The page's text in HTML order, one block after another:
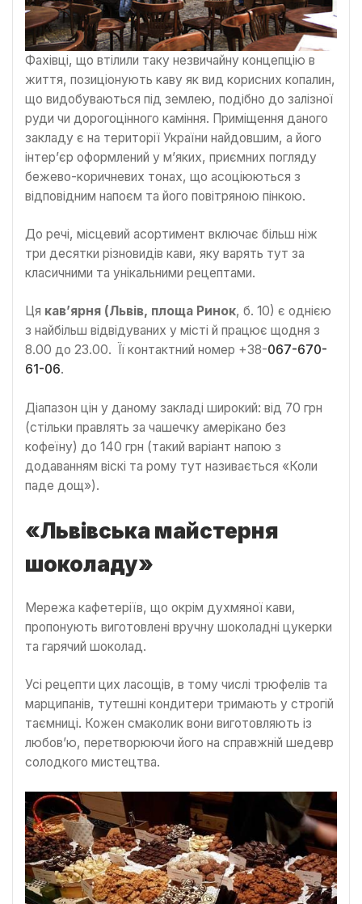
Фахівці, що втілили таку незвичайну концепцію в
життя, позиціонують каву як вид корисних копалин,
що видобуваються під землею, подібно до залізної
руди чи дорогоцінного каміння. Приміщення даного
закладу є на території України найдовшим, а його
інтер’єр оформлений у м’яких, приємних погляду
бежево-коричневих тонах, що асоціюються з
відповідним напоєм та його повітряною пінкою.
До речі, місцевий асортимент включає більш ніж
три десятки різновидів кави, яку варять тут за
класичними та унікальними рецептами.
Ця кав’ярня (Львів, площа Ринок, б. 10) є однією
з найбільш відвідуваних у місті й працює щодня з
8.00 до 23.00. Її контактний номер +38-067-670-
61-06.
Діапазон цін у даному закладі широкий: від 70 грн
(стільки правлять за чашечку амерікано без
кофеїну) до 140 грн (такий варіант напою з
додаванням віскі та рому тут називається «Коли
паде дощ»).
«Львівська майстерня
шоколаду»
Мережа кафетеріїв, що окрім духмяної кави,
пропонують виготовлені вручну шоколадні цукерки
та гарячий шоколад.
Усі рецепти цих ласощів, в тому числі трюфелів та
марципанів, тутешні кондитери тримають у строгій
таємниці. Кожен смаколик вони виготовляють із
любов’ю, перетворюючи його на справжній шедевр
солодкого мистецтва.